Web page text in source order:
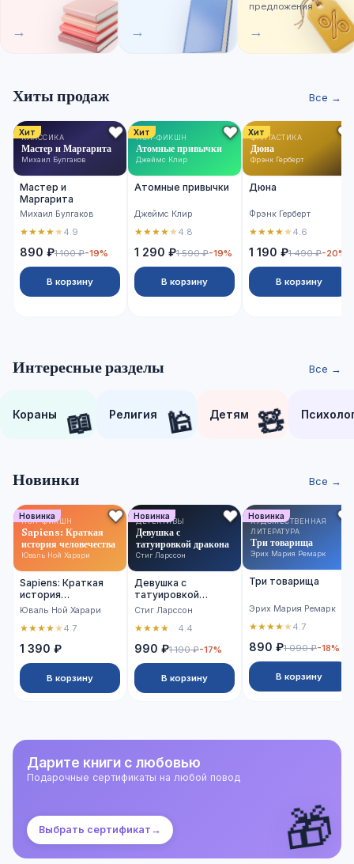
→ →
предложения
→
Хиты продаж Все →
Хит
КЛАССИКА
Мастер и Маргарита
Михаил Булгаков
Мастер и
Маргарита
Михаил Булгаков
★★★★★4.9
890 ₽1 100 ₽-19%
В корзину
Хит
НОН-ФИКШН
Атомные привычки
Джеймс Клир
Атомные привычки
Джеймс Клир
★★★★★4.8
1 290 ₽1 590 ₽-19%
В корзину
Хит
ФАНТАСТИКА
Дюна
Фрэнк Герберт
Дюна
Фрэнк Герберт
★★★★★4.6
1 190 ₽1 490 ₽-20%
В корзину
Интересные разделы Все →
Кораны 📖 Религия 🕌 Детям 🧸
Новинки Все →
Новинка
НОН-ФИКШН
Sapiens: Краткая
история человечества
Юваль Ной Харари
Sapiens: Краткая
история
человечества
Юваль Ной Харари
★★★★★4.7
1 390 ₽
В корзину
Новинка
ДЕТЕКТИВЫ
Девушка с
татуировкой дракона
Стиг Ларссон
Девушка с
татуировкой
дракона
Стиг Ларссон
★★★★ 4.4
990 ₽1 190 ₽-17%
В корзину
Новинка
ХУДОЖЕСТВЕННАЯ
ЛИТЕРАТУРА
Три товарища
Эрих Мария Ремарк
Три товарища
Эрих Мария Ремарк
★★★★★4.7
890 ₽1 090 ₽-18%
В корзину
Дарите книги с любовью
Подарочные сертификаты на любой повод
Выбрать сертификат → 🎁